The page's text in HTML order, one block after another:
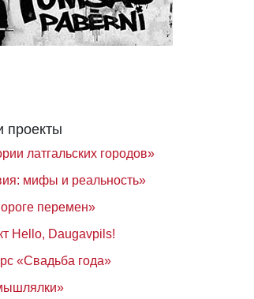
проекты
латгальских городов»
мифы и реальность»
перемен»
Hello, Daugavpils!
«Свадьба года»